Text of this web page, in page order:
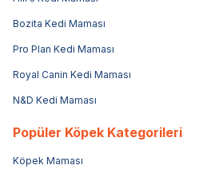
Bozita Kedi Maması
Pro Plan Kedi Maması
Royal Canin Kedi Maması
N&D Kedi Maması
Popüler Köpek Kategorileri
Köpek Maması